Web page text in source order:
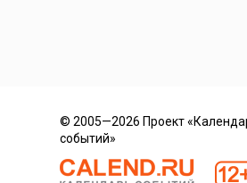
© 2005—2026 Проект
событий»